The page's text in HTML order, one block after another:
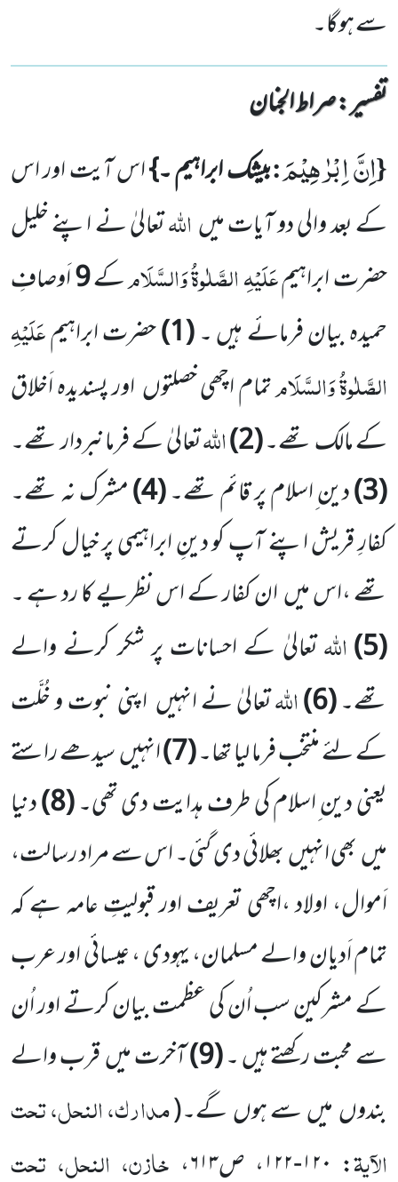
سے ہوگا۔
تفسیر : ‎صراط الجنان
{اِنَّ اِبْرٰهِیْمَ:بیشک ابراہیم ۔}اس آیت اور اس
کے بعد والی دو آیات میںاللّٰہتعالیٰ نے اپنے خلیل
حضرت ابراہیمعَلَیْہِ الصَّلٰوۃُ وَالسَّلَامکے9اَوصافِ
حمیدہ بیان فرمائے ہیں ۔(
1
)حضرت ابراہیمعَلَیْہِ
الصَّلٰوۃُ وَالسَّلَامتمام اچھی خصلتوںاور پسندیدہ اَخلاق
کے مالک تھے۔(
2
)اللّٰہتعالیٰ کے فرمانبردار تھے۔
(
3
)دین ِاسلام پر قائم تھے۔(
4
)مشرک نہ تھے۔
کفارِ قریش اپنے آپ کو دینِ ابراہیمی پر خیال کرتے
تھے ،اس میںان کفار کے اس نظریے کا رد ہے ۔
(
5
)اللّٰہتعالیٰ کے احسانات پر شکر کرنے والے
تھے۔(
6
)اللّٰہتعالیٰ نے انہیں اپنی نبوت و خُلَّت
کے لئے منتخب فرما لیا تھا۔(
7
)انہیںسیدھے راستے
یعنی دین ِاسلام کی طرف ہدایت دی تھی۔(
8
)دنیا
میںبھی انہیںبھلائی دی گئی۔ اس سے مراد رسالت،
اَموال، اولاد ،اچھی تعریف اور قبولیتِ عامہ ہے کہ
تمام اَدیان والے مسلمان، یہودی ، عیسائی اور عرب
کے مشرکین سب اُن کی عظمت بیان کرتے اور اُن
سے محبت رکھتے ہیں ۔(
9
)آخرت میںقرب والے
بندوںمیںسے ہوںگے۔(مدارک، النحل، تحت
الآیۃ: ۱۲۰-۱۲۲، ص۶۱۳، خازن، النحل، تحت